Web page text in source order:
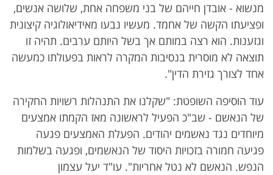
מנשוא - אובדן חייהם של בני משפחה אחת, שלושה אנשים,
ופציעתו הקשה של אחמד. מעשיו נבעו מאידיאולוגיה קיצונית
וגזענות. הוא רצה במותם אך בשל היותם ערבים. תהיה זו
תוצאה לא מוסרית בנסיבות המקרה לראות בפעולתו כמעשה
אחד לצורך גזירת הדין".
עוד הוסיפה השופטת: "שקלנו את התנהלות רשויות החקירה
של הנאשם - שב"כ הפעיל לראשונה מאז הקמתו אמצעים
מיוחדים נגד נאשמים יהודים. הפעלת האמצעים פגעה
פגיעה חמורה בזכויות היסוד של הנאשמים, ופגעה בשלמות
הנפש. הנאשם לא נטל אחריות". עו"ד יעל עצמון